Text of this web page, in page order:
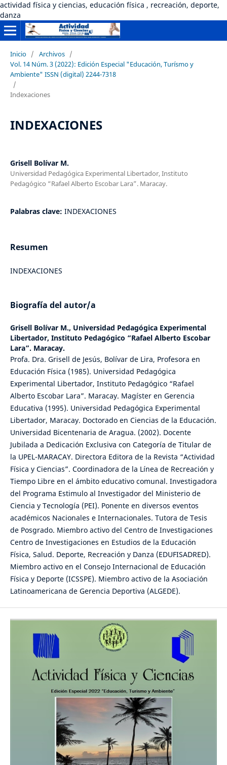
actividad física y ciencias, educación física , recreación, deporte,
danza
Inicio / Archivos /
Vol. 14 Núm. 3 (2022): Edición Especial "Educación, Turísmo y
Ambiente" ISSN (digital) 2244-7318
/
Indexaciones
INDEXACIONES
Grisell Bolívar M.
Universidad Pedagógica Experimental Libertador, Instituto
Pedagógico “Rafael Alberto Escobar Lara”. Maracay.
Palabras clave: INDEXACIONES
Resumen
INDEXACIONES
Biografía del autor/a
Grisell Bolívar M., Universidad Pedagógica Experimental
Libertador, Instituto Pedagógico “Rafael Alberto Escobar
Lara”. Maracay.
Profa. Dra. Grisell de Jesús, Bolívar de Lira, Profesora en
Educación Física (1985). Universidad Pedagógica
Experimental Libertador, Instituto Pedagógico “Rafael
Alberto Escobar Lara”. Maracay. Magíster en Gerencia
Educativa (1995). Universidad Pedagógica Experimental
Libertador, Maracay. Doctorado en Ciencias de la Educación.
Universidad Bicentenaria de Aragua. (2002). Docente
Jubilada a Dedicación Exclusiva con Categoría de Titular de
la UPEL-MARACAY. Directora Editora de la Revista “Actividad
Física y Ciencias”. Coordinadora de la Línea de Recreación y
Tiempo Libre en el ámbito educativo comunal. Investigadora
del Programa Estimulo al Investigador del Ministerio de
Ciencia y Tecnología (PEI). Ponente en diversos eventos
académicos Nacionales e Internacionales. Tutora de Tesis
de Posgrado. Miembro activo del Centro de Investigaciones
Centro de Investigaciones en Estudios de la Educación
Física, Salud. Deporte, Recreación y Danza (EDUFISADRED).
Miembro activo en el Consejo Internacional de Educación
Física y Deporte (ICSSPE). Miembro activo de la Asociación
Latinoamericana de Gerencia Deportiva (ALGEDE).